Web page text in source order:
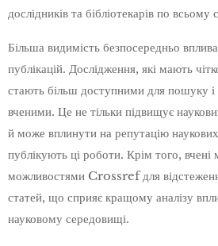
дослідників та бібліотекарів по всьому
Більша видимість безпосередньо
публікацій. Дослідження, які мають
стають більш доступними для пошуку
вченими. Це не тільки підвищує
й може вплинути на репутацію
публікують ці роботи. Крім того, вчені
можливостями Crossref для
статей, що сприяє кращому аналізу
науковому середовищі.